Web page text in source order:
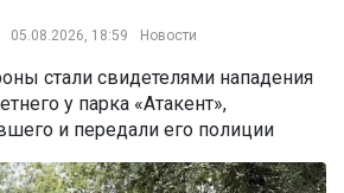
05.08.2026, 18:59 Новости
стали свидетелями нападения
у парка «Атакент»,
и передали его полиции